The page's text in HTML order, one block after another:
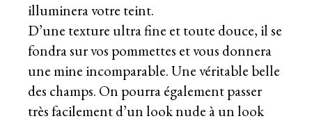
illuminera votre teint.
D’une texture ultra fine et toute douce, il se
fondra sur vos pommettes et vous donnera
une mine incomparable. Une véritable belle
des champs. On pourra également passer
très facilement d’un look nude à un look